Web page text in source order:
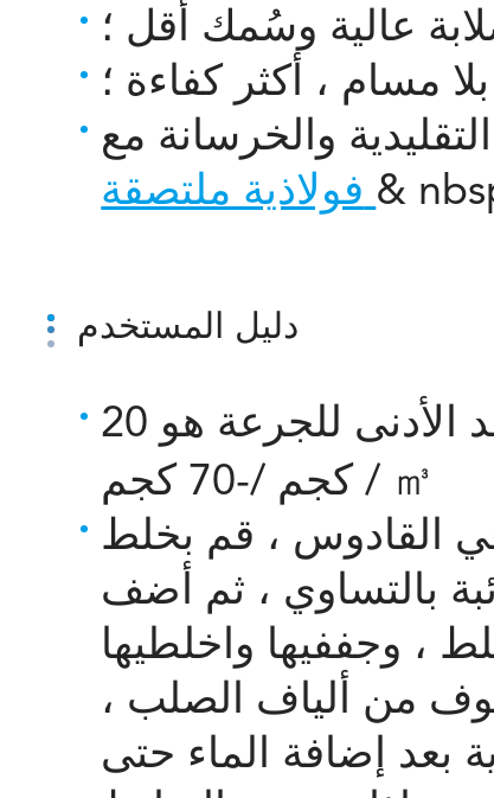
عالية وسُمك أقل ؛
مسام ، أكثر كفاءة ؛
دليل المستخدم
الجرعة: هذا يعتمد على التطبيق والحد الأدنى للجرعة هو 20
كجم /-70 كجم / ㎥
القادوس ، قم بخلط
بالتساوي ، ثم أضف
، وجففيها واخلطيها
من ألياف الصلب ،
بعد إضافة الماء حتى